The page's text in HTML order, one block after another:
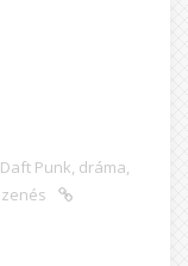
Daft Punk dráma
zenés